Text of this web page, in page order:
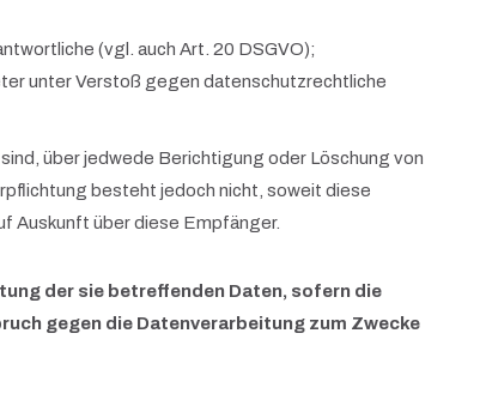
(vgl. auch Art. 20 DSGVO);
unter Verstoß gegen datenschutzrechtliche
über jedwede Berichtigung oder Löschung von
besteht jedoch nicht, soweit diese
Auskunft über diese Empfänger.
der sie betreffenden Daten, sofern die
gegen die Datenverarbeitung zum Zwecke